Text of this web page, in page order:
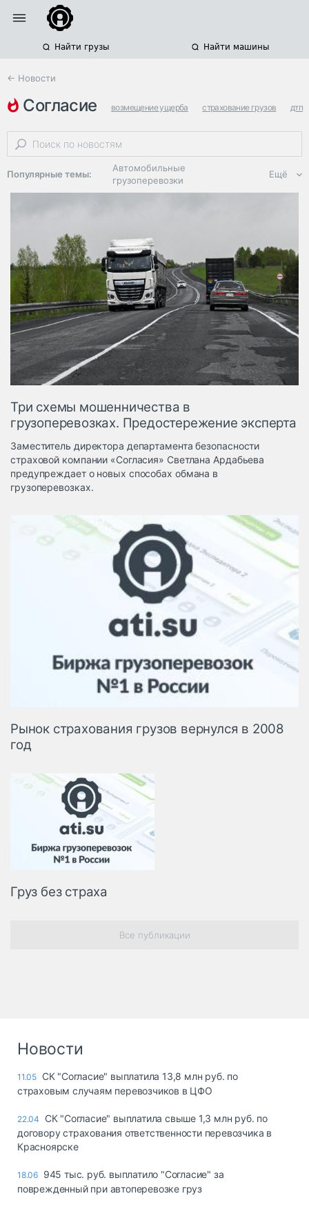
Найти грузы Найти машины
← Новости
согласие возмещение ущерба страхование грузов дтп
Популярные темы:
Автомобильные
грузоперевозки
ЭДО, ИТ в
логистике
Дороги,
инфраструктура
Логистика, грузы
Негабаритные и
опасные грузы
Безопасность и
страхование
Таможня и ВЭД
грузовые
терминалы
Коммерческий
Автосервис,
запчасти, шины
Топливо, масла и
автохимия
Дзен
Ещё
Три схемы мошенничества в
грузоперевозках. Предостережение эксперта
Заместитель директора департамента безопасности
страховой компании «Согласия» Светлана Ардабьева
предупреждает о новых способах обмана в
грузоперевозках.
Рынок страхования грузов вернулся в 2008
год
Груз без страха
Все публикации
Новости
11.05 СК "Согласие" выплатила 13,8 млн руб. по
страховым случаям перевозчиков в ЦФО
22.04
СК "Согласие" выплатила свыше 1,3 млн руб. по
договору страхования ответственности перевозчика в
Красноярске
18.06 945 тыс. руб. выплатило "Согласие" за
поврежденный при автоперевозке груз